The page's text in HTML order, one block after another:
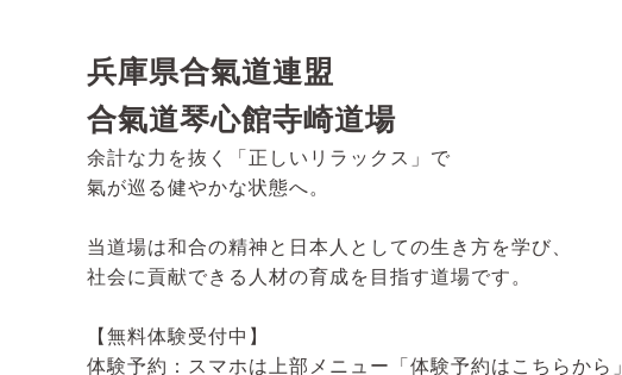
兵庫県合氣道連盟
合氣道琴心館寺崎道場
余計な力を抜く「正しいリラックス」で
氣が巡る健やかな状態へ。
当道場は和合の精神と日本人としての生き方を学び、
社会に貢献できる人材の育成を目指す道場です。
【無料体験受付中】
体験予約：スマホは上部メニュー「体験予約はこちらから